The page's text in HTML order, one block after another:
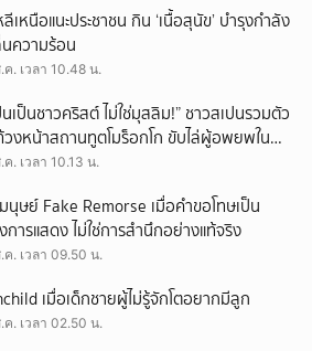
ลีเหนือแนะประชาชน กิน ‘เนื้อสุนัข’ บำรุงกำลัง
ความร้อน
. เวลา 10.48 น.
นเป็นชาวคริสต์ ไม่ใช่มุสลิม!” ชาวสเปนรวมตัว
วงหน้าสถานทูตโมร็อกโก ขับไล่ผู้อพยพใน
ซวตาออกนอกประเทศ
. เวลา 10.13 น.
นุษย์ Fake Remorse เมื่อคำขอโทษเป็น
การแสดง ไม่ใช่การสำนึกอย่างแท้จริง
ค. เวลา 09.50 น.
เมื่อเด็กชายผู้ไม่รู้จักโตอยากมีลูก
ค. เวลา 02.50 น.